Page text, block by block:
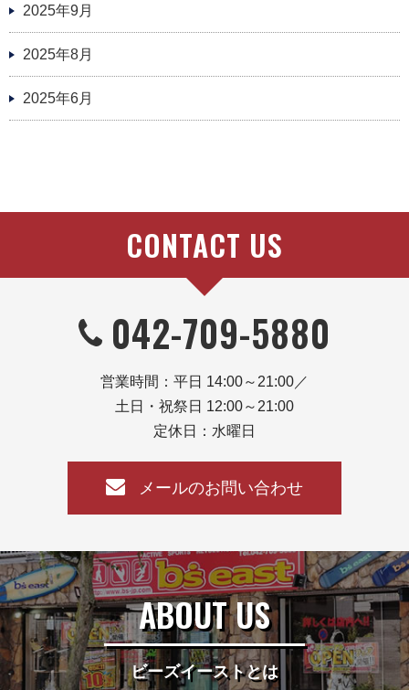
2025年9月
2025年8月
2025年6月
CONTACT US
042-709-5880
営業時間：平日 14:00～21:00／
土日・祝祭日 12:00～21:00
定休日：水曜日
メールのお問い合わせ
ABOUT US
ビーズイーストとは